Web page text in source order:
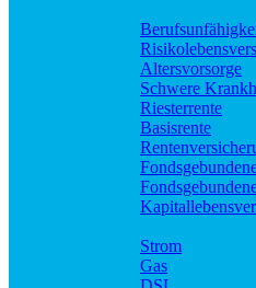
Altersvorsorge
Schwere
Riesterrente
Basisrente
Strom
Gas